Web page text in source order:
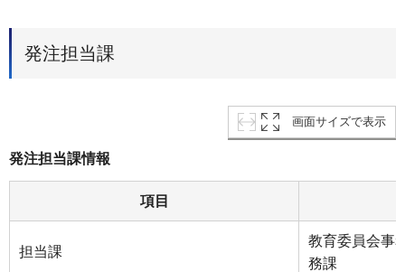
発注担当課
画面サイズで表示
発注担当課情報
項目
担当課
教育委員会事
務課